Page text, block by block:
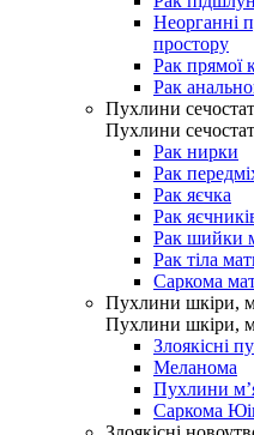
Неорганні
простору
Рак прямої
Рак
Пухлини
Пухлини
Рак нирки
Рак
Рак яєчка
Рак
Рак шийки
Рак тіла
Саркома
Пухлини шкіри,
Пухлини шкіри,
Злоякісні
Меланома
Пухлини
Саркома